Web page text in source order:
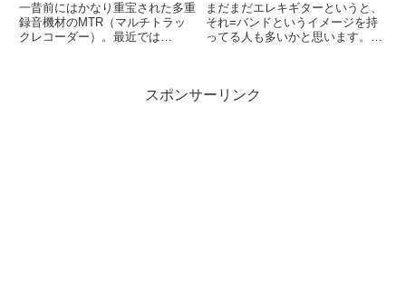
一昔前にはかなり重宝された多重
録音機材のMTR（マルチトラッ
クレコーダー）。最近では
とBOSS BR-80という、いまだに
まだまだエレキギターというと、
それ=バンドというイメージを持
ってる人も多いかと思います。間
では一人で楽しむ為に作られてい
スポンサーリンク